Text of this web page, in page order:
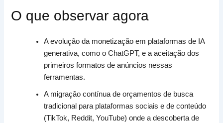
O que observar agora
A evolução da monetização em plataformas de IA
generativa, como o ChatGPT, e a aceitação dos
primeiros formatos de anúncios nessas
ferramentas.
A migração contínua de orçamentos de busca
tradicional para plataformas sociais e de conteúdo
(TikTok, Reddit, YouTube) onde a descoberta de